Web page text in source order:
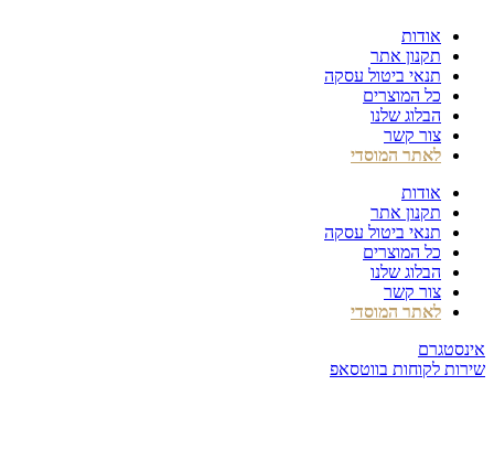
לתוכן
אודות
תקנון אתר
תנאי ביטול עסקה
כל המוצרים
הבלוג שלנו
צור קשר
לאתר המוסדי
אודות
תקנון אתר
תנאי ביטול עסקה
כל המוצרים
הבלוג שלנו
צור קשר
לאתר המוסדי
אינסטגרם
שירות לקוחות בווטסאפ